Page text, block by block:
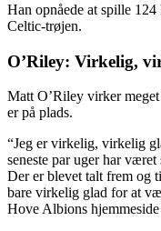
Han opnåede at spille 124
Celtic-trøjen.
O’Riley: Virkelig,
Matt O’Riley virker
er på plads.
“Jeg er virkelig, virkelig
seneste par uger har
Der er blevet talt frem og
bare virkelig glad for at
Hove Albions